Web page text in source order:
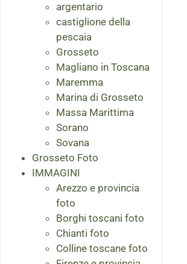
argentario
castiglione della
pescaia
Grosseto
Magliano in Toscana
Maremma
Marina di Grosseto
Massa Marittima
Sorano
Sovana
Grosseto Foto
IMMAGINI
Arezzo e provincia
foto
Borghi toscani foto
Chianti foto
Colline toscane foto